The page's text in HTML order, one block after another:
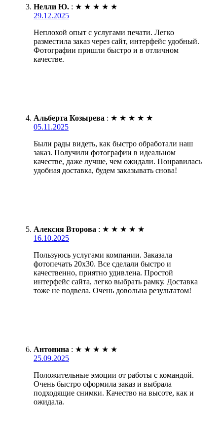
Нелли Ю. : ★ ★ ★ ★ ★
29.12.2025
Неплохой опыт с услугами печати. Легко
разместила заказ через сайт, интерфейс удобный.
Фотографии пришли быстро и в отличном
качестве.
Альберта Козырева : ★ ★ ★ ★ ★
05.11.2025
Были рады видеть, как быстро обработали наш
заказ. Получили фотографии в идеальном
качестве, даже лучше, чем ожидали. Понравилась
удобная доставка, будем заказывать снова!
Алексия Второва : ★ ★ ★ ★ ★
16.10.2025
Пользуюсь услугами компании. Заказала
фотопечать 20х30. Все сделали быстро и
качественно, приятно удивлена. Простой
интерфейс сайта, легко выбрать рамку. Доставка
тоже не подвела. Очень довольна результатом!
Антонина : ★ ★ ★ ★ ★
25.09.2025
Положительные эмоции от работы с командой.
Очень быстро оформила заказ и выбрала
подходящие снимки. Качество на высоте, как и
ожидала.